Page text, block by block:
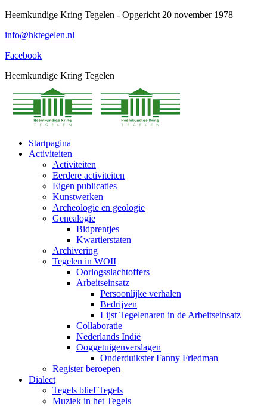
Spring
content
Heemkundige Kring Tegelen - Opgericht 20 november 1978
info@hktegelen.nl
Facebook
Heemkundige Kring Tegelen
Startpagina
Activiteiten
Activiteiten
Eerdere activiteiten
Eigen publicaties
Kunstwerken
Archeologie en geologie
Genealogie
Bidprentjes
Kwartierstaten
Archivering
Tegelen in WOII
Oorlogsslachtoffers
Arbeitseinsatz
Persoonlijke verhalen
Bedrijven
Lijst Tegelenaren in de Arbeitseinsatz
Collaboratie
Nederlands Indië
Ooggetuigenverslagen
Onderduikster Fanny Friedman
Register beroepen
Dialect
Tegels blief Tegels
Muziek in het Tegels